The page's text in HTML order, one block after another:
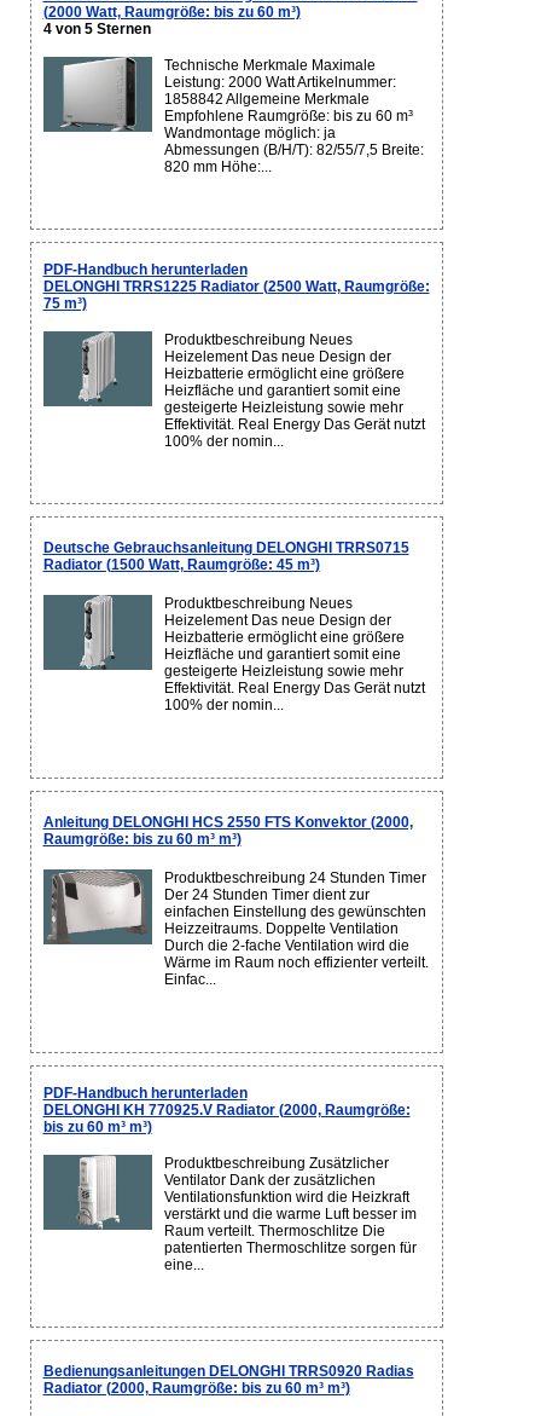
(2000 Watt, Raumgröße: bis zu 60 m³)
4 von 5 Sternen
Technische Merkmale Maximale
Leistung: 2000 Watt Artikelnummer:
1858842 Allgemeine Merkmale
Empfohlene Raumgröße: bis zu 60 m³
Wandmontage möglich: ja
Abmessungen (B/H/T): 82/55/7,5 Breite:
820 mm Höhe:...
PDF-Handbuch herunterladen
DELONGHI TRRS1225 Radiator (2500 Watt, Raumgröße:
75 m³)
Produktbeschreibung Neues
Heizelement Das neue Design der
Heizbatterie ermöglicht eine größere
Heizfläche und garantiert somit eine
gesteigerte Heizleistung sowie mehr
Effektivität. Real Energy Das Gerät nutzt
100% der nomin...
Deutsche Gebrauchsanleitung DELONGHI TRRS0715
Radiator (1500 Watt, Raumgröße: 45 m³)
Produktbeschreibung Neues
Heizelement Das neue Design der
Heizbatterie ermöglicht eine größere
Heizfläche und garantiert somit eine
gesteigerte Heizleistung sowie mehr
Effektivität. Real Energy Das Gerät nutzt
100% der nomin...
Anleitung DELONGHI HCS 2550 FTS Konvektor (2000,
Raumgröße: bis zu 60 m³ m³)
Produktbeschreibung 24 Stunden Timer
Der 24 Stunden Timer dient zur
einfachen Einstellung des gewünschten
Heizzeitraums. Doppelte Ventilation
Durch die 2-fache Ventilation wird die
Wärme im Raum noch effizienter verteilt.
Einfac...
PDF-Handbuch herunterladen
DELONGHI KH 770925.V Radiator (2000, Raumgröße:
bis zu 60 m³ m³)
Produktbeschreibung Zusätzlicher
Ventilator Dank der zusätzlichen
Ventilationsfunktion wird die Heizkraft
verstärkt und die warme Luft besser im
Raum verteilt. Thermoschlitze Die
patentierten Thermoschlitze sorgen für
eine...
Bedienungsanleitungen DELONGHI TRRS0920 Radias
Radiator (2000, Raumgröße: bis zu 60 m³ m³)